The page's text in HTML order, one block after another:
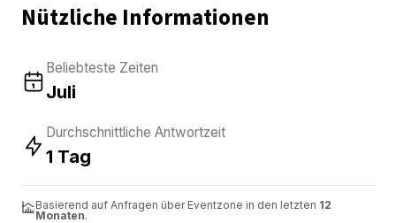
Nützliche Informationen
Beliebteste Zeiten
Juli
Durchschnittliche Antwortzeit
1 Tag
Basierend auf Anfragen über Eventzone in den letzten 12
Monaten.